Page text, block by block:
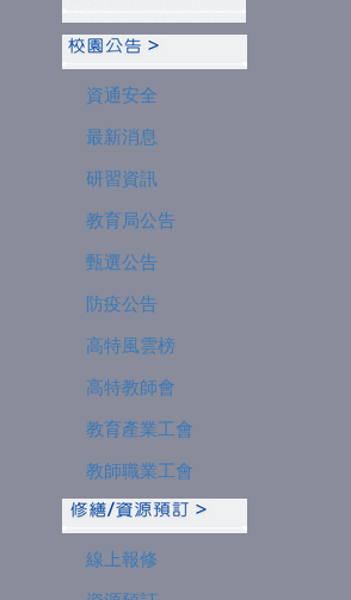
資通安全
最新消息
研習資訊
教育局公告
甄選公告
防疫公告
高特風雲榜
高特教師會
教育產業工會
教師職業工會
線上報修